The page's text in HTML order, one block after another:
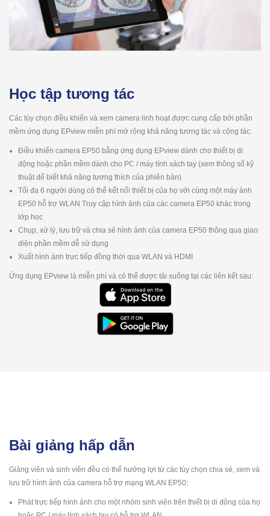
Học tập tương tác
Các tùy chọn điều khiển và xem camera linh hoạt được cung cấp bởi phần
mềm ứng dụng EPview miễn phí mở rộng khả năng tương tác và cộng tác:
Điều khiển camera EP50 bằng ứng dụng EPview dành cho thiết bị di
động hoặc phần mềm dành cho PC / máy tính xách tay (xem thông số kỹ
thuật để biết khả năng tương thích của phiên bản)
Tối đa 6 người dùng có thể kết nối thiết bị của họ với cùng một máy ảnh
EP50 hỗ trợ WLAN Truy cập hình ảnh của các camera EP50 khác trong
lớp học
Chụp, xử lý, lưu trữ và chia sẻ hình ảnh của camera EP50 thông qua giao
diện phần mềm dễ sử dụng
Xuất hình ảnh trực tiếp đồng thời qua WLAN và HDMI
Ứng dụng EPview là miễn phí và có thể được tải xuống tại các liên kết sau:
Bài giảng hấp dẫn
Giảng viên và sinh viên đều có thể hưởng lợi từ các tùy chọn chia sẻ, xem và
lưu trữ hình ảnh của camera hỗ trợ mạng WLAN EP50:
Phát trực tiếp hình ảnh cho một nhóm sinh viên trên thiết bị di động của họ